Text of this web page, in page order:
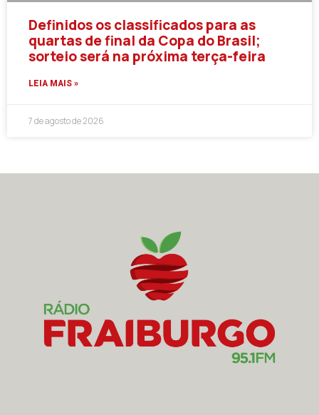
Definidos os classificados para as
quartas de final da Copa do Brasil;
sorteio será na próxima terça-feira
LEIA MAIS »
7 de agosto de 2026